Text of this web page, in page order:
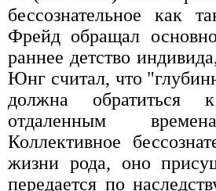
бессознательное как
Фрейд обращал
раннее детство
Юнг считал, что
должна обратиться
отдаленным
Коллективное
жизни рода, оно
передается по